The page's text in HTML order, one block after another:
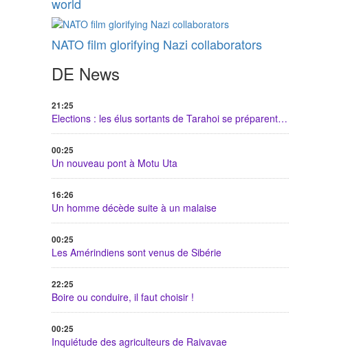
NATO film glorifying Nazi collaborators
DE News
21:25
Elections : les élus sortants de Tarahoi se préparent…
00:25
Un nouveau pont à Motu Uta
16:26
Un homme décède suite à un malaise
00:25
Les Amérindiens sont venus de Sibérie
22:25
Boire ou conduire, il faut choisir !
00:25
Inquiétude des agriculteurs de Raivavae